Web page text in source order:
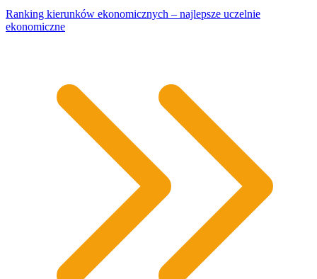
Ranking kierunków ekonomicznych – najlepsze uczelnie
ekonomiczne